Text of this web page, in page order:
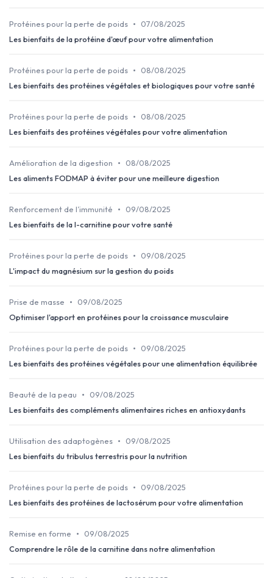
Protéines pour la perte de poids •
07/08/2025
Les bienfaits de la protéine d'œuf pour votre alimentation
Protéines pour la perte de poids •
08/08/2025
Les bienfaits des protéines végétales et biologiques pour votre santé
Protéines pour la perte de poids •
08/08/2025
Les bienfaits des protéines végétales pour votre alimentation
Amélioration de la digestion •
08/08/2025
Les aliments FODMAP à éviter pour une meilleure digestion
Renforcement de l’immunité •
09/08/2025
Les bienfaits de la l-carnitine pour votre santé
Protéines pour la perte de poids •
09/08/2025
L'impact du magnésium sur la gestion du poids
Prise de masse •
09/08/2025
Optimiser l'apport en protéines pour la croissance musculaire
Protéines pour la perte de poids •
09/08/2025
Les bienfaits des protéines végétales pour une alimentation équilibrée
Beauté de la peau •
09/08/2025
Les bienfaits des compléments alimentaires riches en antioxydants
Utilisation des adaptogènes •
09/08/2025
Les bienfaits du tribulus terrestris pour la nutrition
Protéines pour la perte de poids •
09/08/2025
Les bienfaits des protéines de lactosérum pour votre alimentation
Remise en forme •
09/08/2025
Comprendre le rôle de la carnitine dans notre alimentation